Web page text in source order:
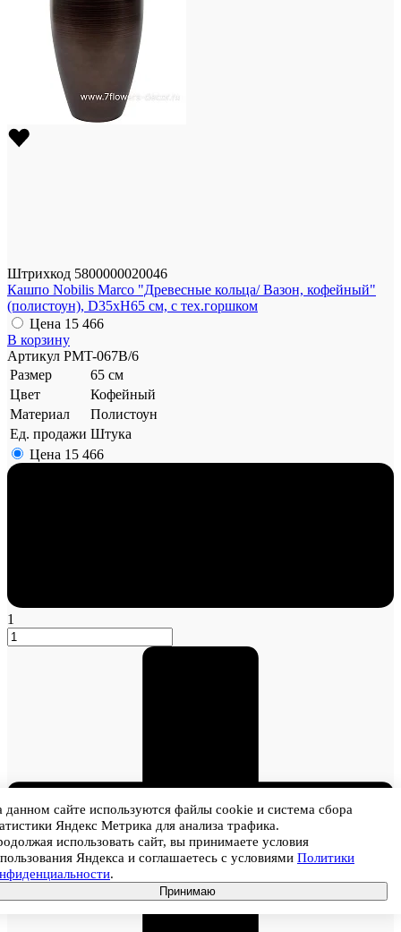
Штрихкод 5800000020046
Кашпо Nobilis Marco "Древесные кольца/ Вазон, кофейный"
(полистоун), D35xH65 см, с тех.горшком
Цена 15 466
В корзину
Артикул PMT-067B/6
Размер
65 см
Цвет
Кофейный
Материал
Полистоун
Ед. продажи Штука
Цена 15 466
1
данном сайте используются файлы cookie и система сбора
Яндекс Метрика для анализа трафика.
использовать сайт, вы принимаете условия
Яндекса и соглашаетесь с условиями Политики
.
Принимаю